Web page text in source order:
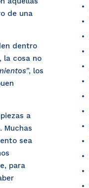
de una
dentro
la cosa no
”, los
a
Muchas
sea
para